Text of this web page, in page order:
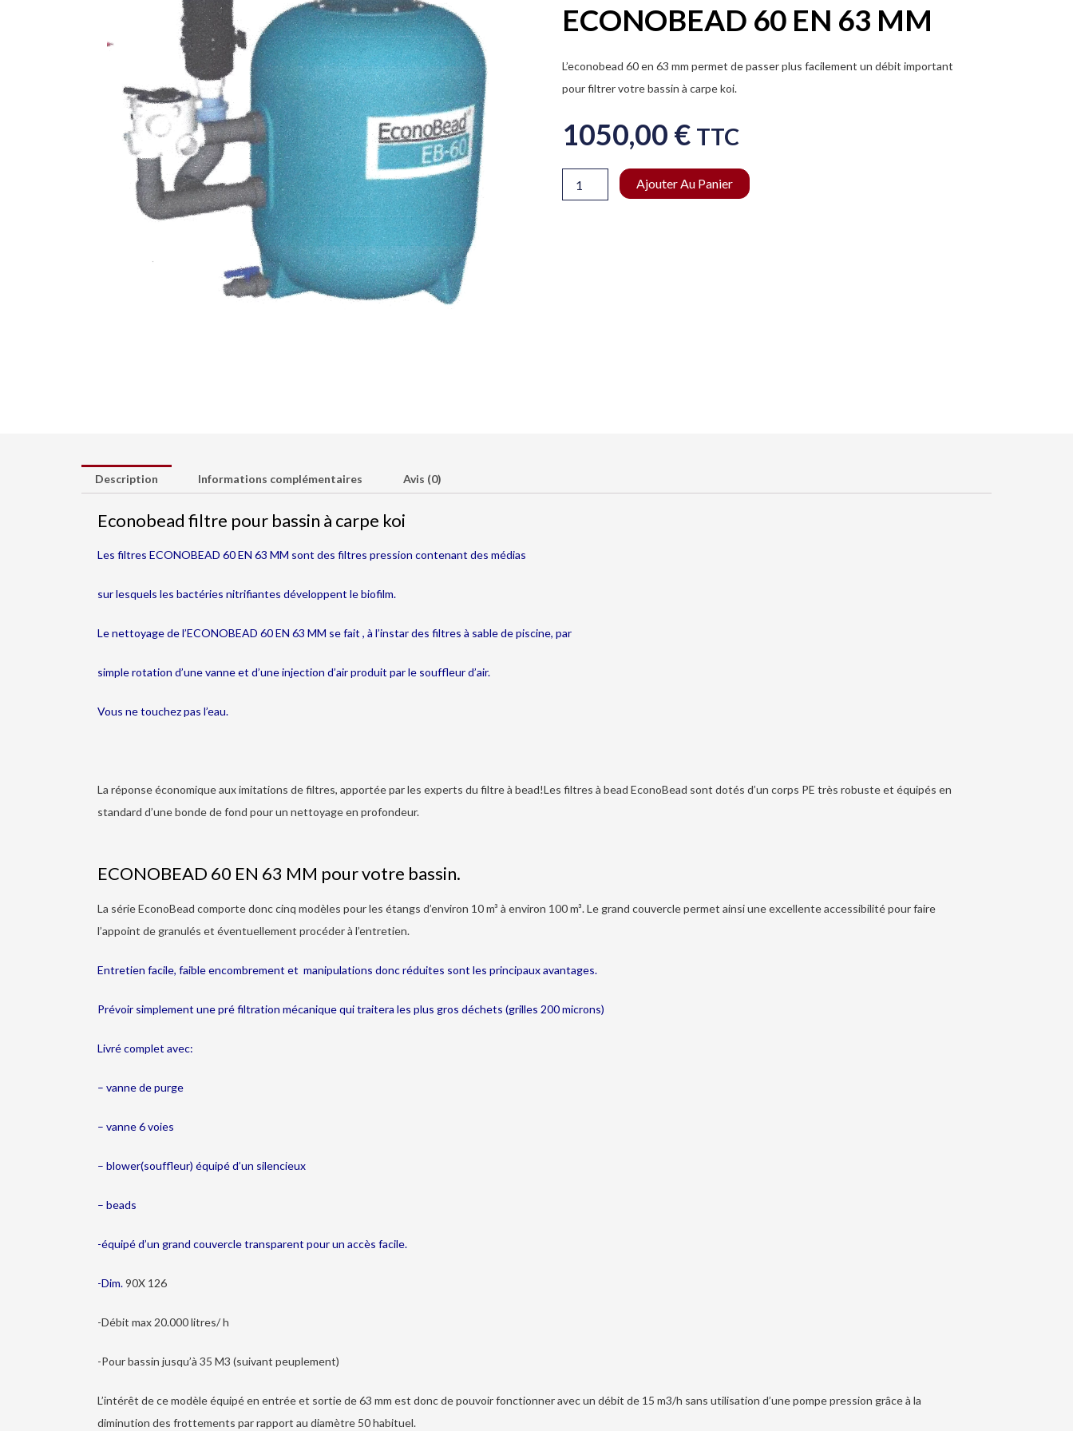
ECONOBEAD 60 EN 63 MM
L’econobead 60 en 63 mm permet de passer plus facilement un débit important
pour filtrer votre bassin à carpe koi.
1050,00 € TTC
Ajouter Au Panier
Description Informations complémentaires Avis (0)
Econobead filtre pour bassin à carpe koi
Les filtres ECONOBEAD 60 EN 63 MM sont des filtres pression contenant des médias
sur lesquels les bactéries nitrifiantes développent le biofilm.
Le nettoyage de l’ECONOBEAD 60 EN 63 MM se fait , à l’instar des filtres à sable de piscine, par
simple rotation d’une vanne et d’une injection d’air produit par le souffleur d’air.
Vous ne touchez pas l’eau.
La réponse économique aux imitations de filtres, apportée par les experts du filtre à bead!Les filtres à bead EconoBead sont dotés d’un corps PE très robuste et équipés en
standard d’une bonde de fond pour un nettoyage en profondeur.
ECONOBEAD 60 EN 63 MM pour votre bassin.
La série EconoBead comporte donc cinq modèles pour les étangs d’environ 10 m³ à environ 100 m³. Le grand couvercle permet ainsi une excellente accessibilité pour faire
l’appoint de granulés et éventuellement procéder à l’entretien.
Entretien facile, faible encombrement et manipulations donc réduites sont les principaux avantages.
Prévoir simplement une pré filtration mécanique qui traitera les plus gros déchets (grilles 200 microns)
Livré complet avec:
– vanne de purge
– vanne 6 voies
– blower(souffleur) équipé d’un silencieux
– beads
-équipé d’un grand couvercle transparent pour un accès facile.
-Dim.90X 126
-Débit max 20.000 litres/ h
-Pour bassin jusqu’à 35 M3 (suivant peuplement)
L’intérêt de ce modèle équipé en entrée et sortie de 63 mm est donc de pouvoir fonctionner avec un débit de 15 m3/h sans utilisation d’une pompe pression grâce à la
diminution des frottements par rapport au diamètre 50 habituel.